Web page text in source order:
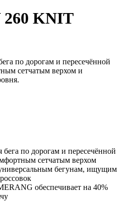
KNIT
по дорогам и пересечённой
сетчатым верхом и
по дорогам и пересечённой
сетчатым верхом
бегунам, ищущим
обеспечивает на 40%